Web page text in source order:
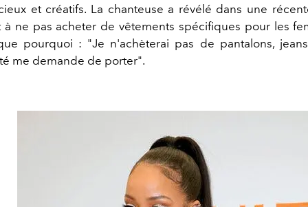
et créatifs. La chanteuse a révélé dans une
à ne pas acheter de vêtements spécifiques pour les
pourquoi : "Je n'achèterai pas de pantalons,
me demande de porter".